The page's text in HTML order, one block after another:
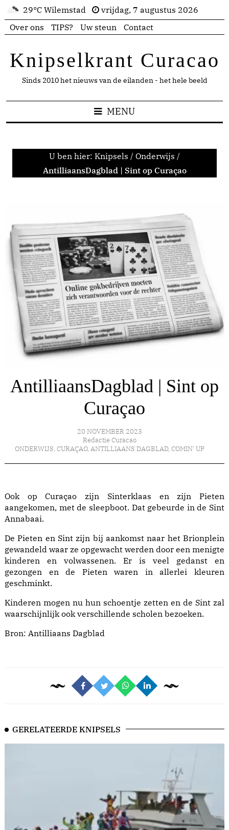
29°C Wilemstad
vrijdag, 7 augustus 2026
Over ons
TIPS? Uw steun Contact
Knipselkrant Curacao
Sinds 2010 het nieuws van de eilanden - het hele beeld
MENU
U ben hier: Knipsels / Onderwijs /
AntilliaansDagblad | Sint op Curaçao
AntilliaansDagblad | Sint op
Curaçao
20 NOVEMBER 2023
Redactie Curacao
ONDERWIJS, CURAÇAO, ANTILLIAANS DAGBLAD, COMIN' UP
Ook op Curaçao zijn Sinterklaas en zijn Pieten
aangekomen, met de sleepboot. Dat gebeurde in de Sint
Annabaai.
De Pieten en Sint zijn bij aankomst naar het Brionplein
gewandeld waar ze opgewacht werden door een menigte
kinderen en volwassenen. Er is veel gedanst en
gezongen en de Pieten waren in allerlei kleuren
geschminkt.
Kinderen mogen nu hun schoentje zetten en de Sint zal
waarschijnlijk ook verschillende scholen bezoeken.
Bron: Antilliaans Dagblad
GERELATEERDE KNIPSELS